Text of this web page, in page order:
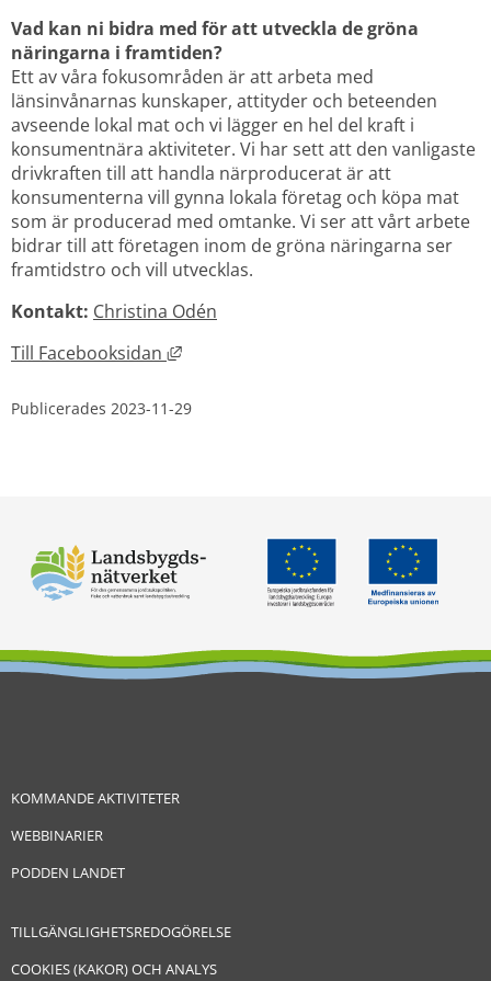
Vad kan ni bidra med för att utveckla de gröna
näringarna i framtiden?
Ett av våra fokusområden är att arbeta med
länsinvånarnas kunskaper, attityder och beteenden
avseende lokal mat och vi lägger en hel del kraft i
konsumentnära aktiviteter. Vi har sett att den vanligaste
drivkraften till att handla närproducerat är att
konsumenterna vill gynna lokala företag och köpa mat
som är producerad med omtanke. Vi ser att vårt arbete
bidrar till att företagen inom de gröna näringarna ser
framtidstro och vill utvecklas.
Kontakt: Christina Odén
Till Facebooksidan
Länk till annan webbplats, öppnas i
Publicerades 2023-11-29
KOMMANDE AKTIVITETER
WEBBINARIER
PODDEN LANDET
TILLGÄNGLIGHETSREDOGÖRELSE
COOKIES (KAKOR) OCH ANALYS